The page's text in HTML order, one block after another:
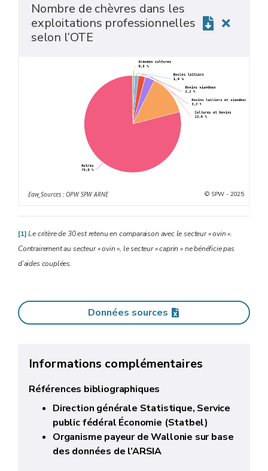
Nombre de chèvres dans les
exploitations professionnelles
selon l’OTE
Eaw_Sources : OPW SPW ARNE © SPW - 2025
[1] Le critère de 30 est retenu en comparaison avec le secteur « ovin ».
Contrairement au secteur « ovin », le secteur « caprin » ne bénéficie pas
d’aides couplées.
Données sources
Informations complémentaires
Références bibliographiques
Direction générale Statistique, Service
public fédéral Économie (Statbel)
Organisme payeur de Wallonie sur base
des données de l’ARSIA